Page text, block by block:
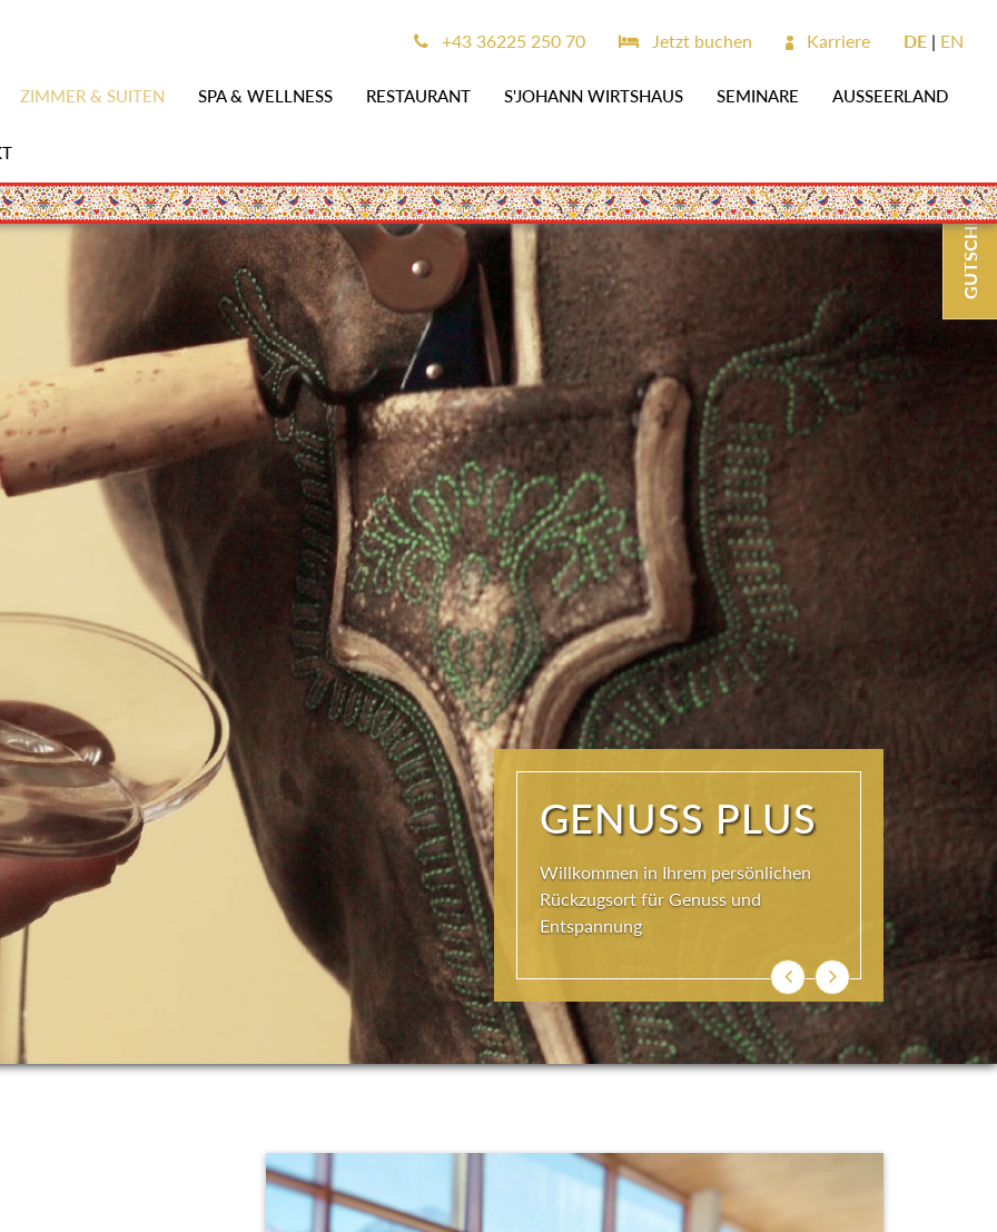
ZIMMER & SUITEN SPA & WELLNESS RESTAURANT S'JOHANN WIRTSHAUS SEMINARE AUSSEERLAND
+43 36225 250 70 Jetzt buchen Karriere DE EN
ERHOLUNG
PLUS
Ankommen und genießen. Einatmen,
ausatmen, durchatmen
ZurückWeiter
GUTSCHEINE